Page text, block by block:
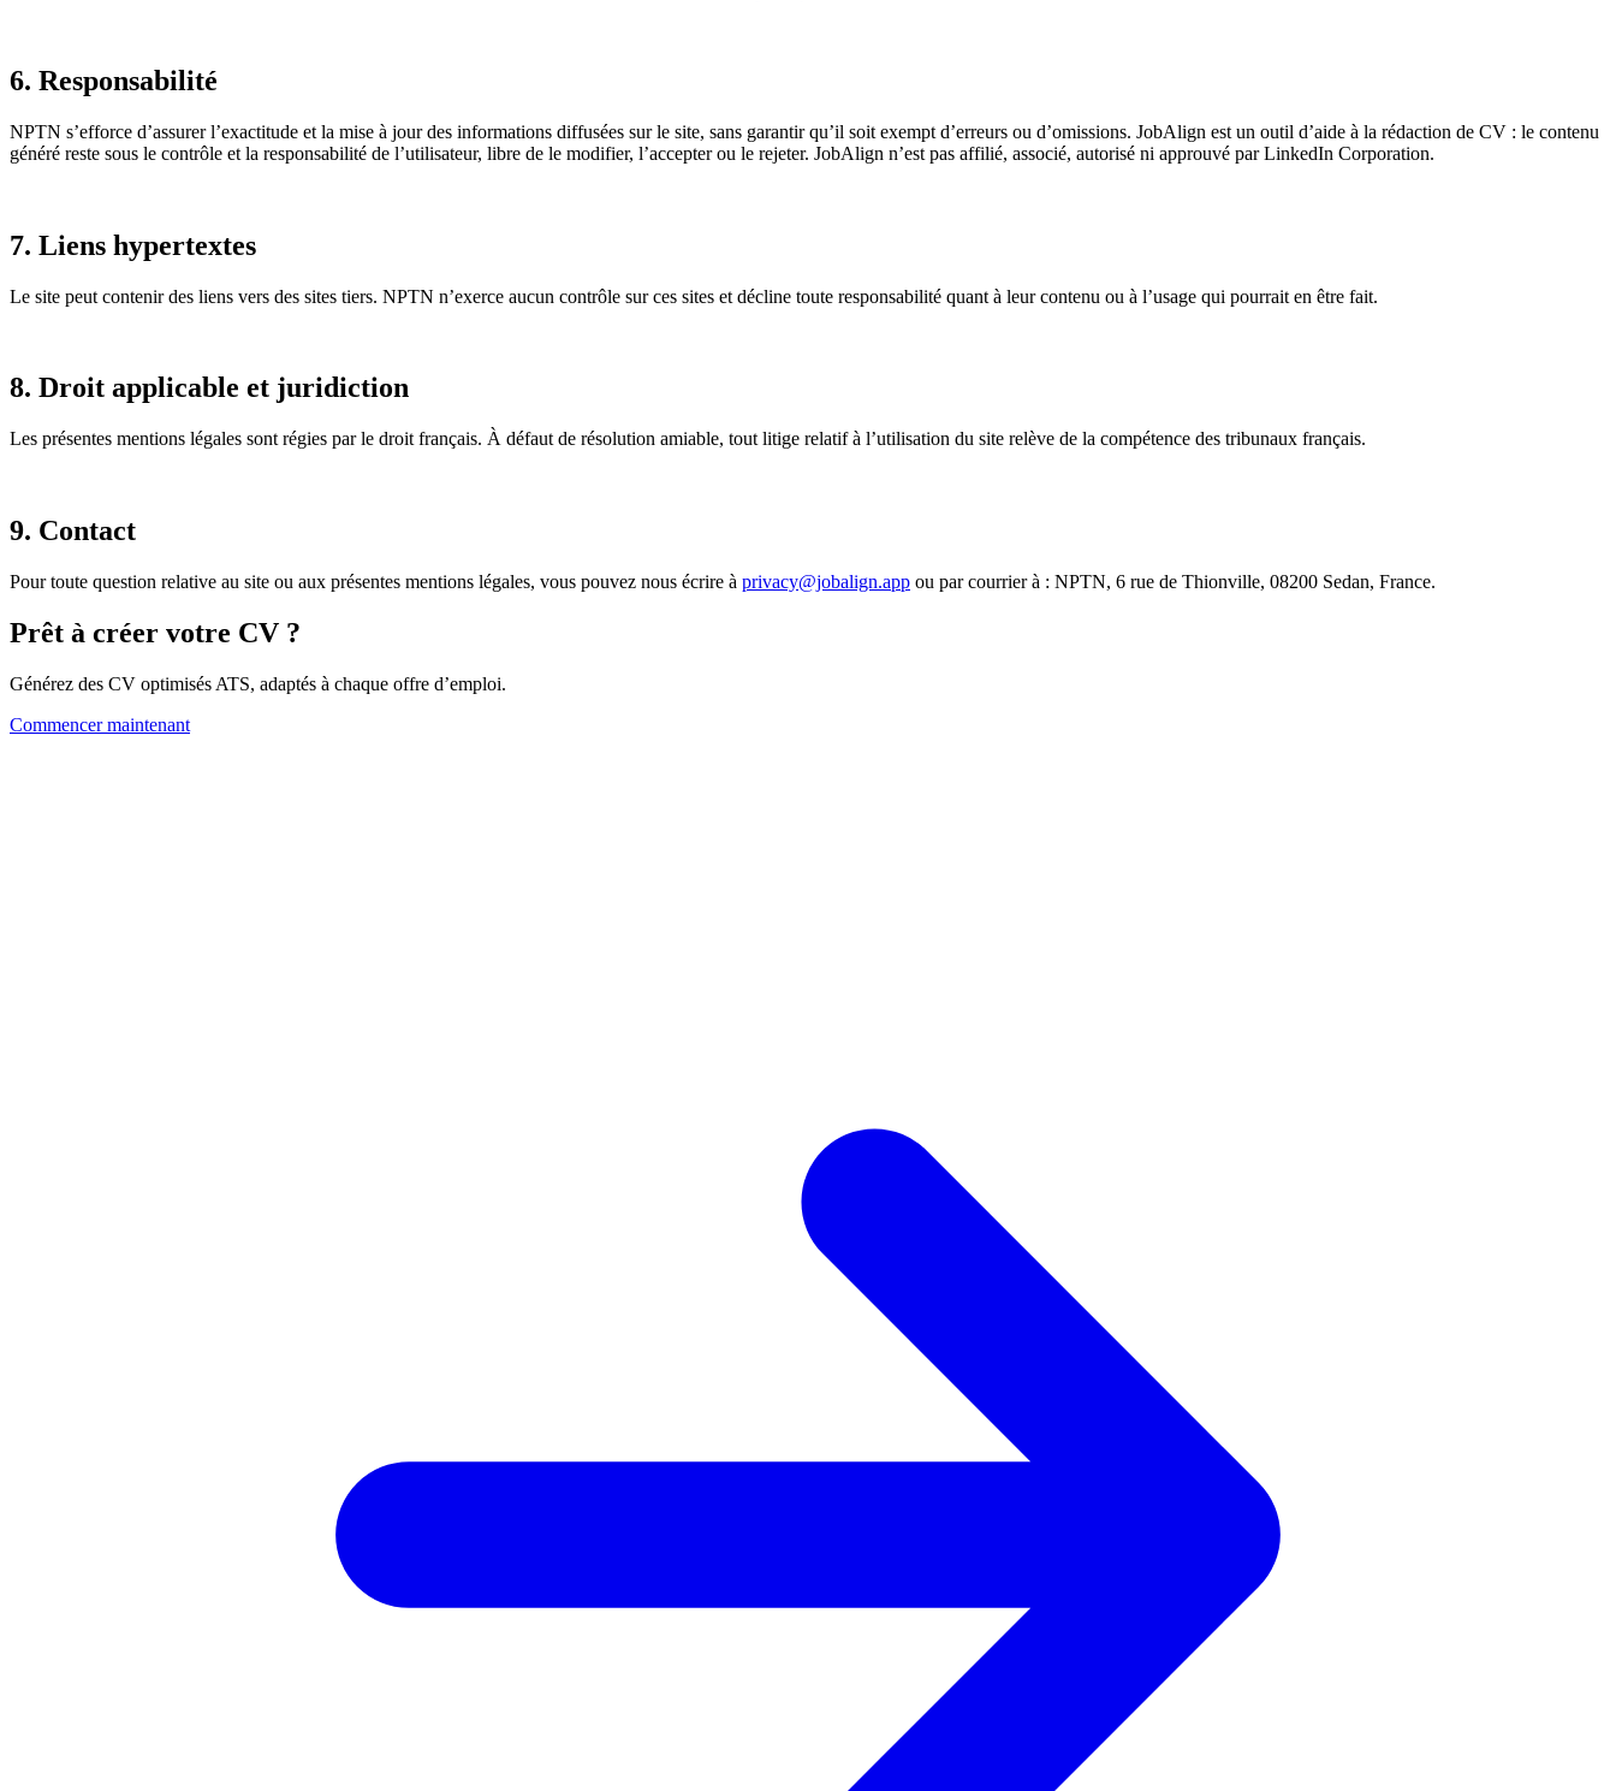
6. Responsabilité
NPTN s’efforce d’assurer l’exactitude et la mise à jour des informations diffusées sur le site, sans garantir qu’il soit exempt d’erreurs ou d’omissions. JobAlign est un outil d’aide à la rédaction de CV : le contenu
généré reste sous le contrôle et la responsabilité de l’utilisateur, libre de le modifier, l’accepter ou le rejeter. JobAlign n’est pas affilié, associé, autorisé ni approuvé par LinkedIn Corporation.
7. Liens hypertextes
Le site peut contenir des liens vers des sites tiers. NPTN n’exerce aucun contrôle sur ces sites et décline toute responsabilité quant à leur contenu ou à l’usage qui pourrait en être fait.
8. Droit applicable et juridiction
Les présentes mentions légales sont régies par le droit français. À défaut de résolution amiable, tout litige relatif à l’utilisation du site relève de la compétence des tribunaux français.
9. Contact
Pour toute question relative au site ou aux présentes mentions légales, vous pouvez nous écrire à privacy@jobalign.app ou par courrier à : NPTN, 6 rue de Thionville, 08200 Sedan, France.
Prêt à créer votre CV ?
Générez des CV optimisés ATS, adaptés à chaque offre d’emploi.
Commencer maintenant